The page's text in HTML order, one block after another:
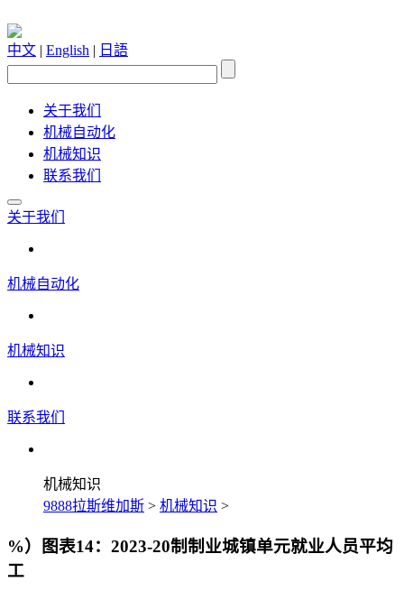
中文 | English | 日語
关于我们
机械自动化
机械知识
联系我们
关于我们
机械自动化
机械知识
联系我们
机械知识
9888拉斯维加斯 > 机械知识 >
%）图表14：2023-20制制业城镇单元就业人员平均
工